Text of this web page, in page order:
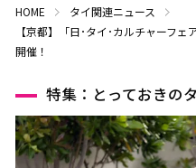
HOME
タイ関連ニュース
【京都】「日･タイ･カルチャーフ
開催！
特集：とっておきの